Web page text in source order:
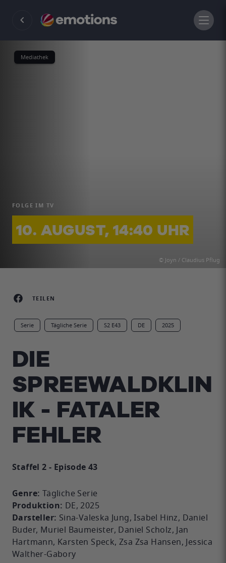
© Joyn / Claudius Pflug
Mediathek
FOLGE IM TV
10. AUGUST, 14:40 UHR
TEILEN
Serie Tägliche Serie S2 E43 DE 2025
DIE
SPREEWALDKLIN
IK - FATALER
FEHLER
Staffel 2 - Episode 43
Genre: Tägliche Serie
Produktion: DE, 2025
Darsteller: Sina-Valeska Jung, Isabel Hinz, Daniel
Buder, Muriel Baumeister, Daniel Scholz, Jan
Hartmann, Karsten Speck, Zsa Zsa Hansen, Jessica
Walther-Gabory